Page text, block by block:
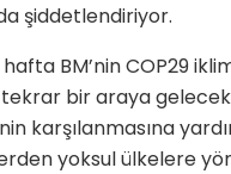
şiddetlendiriyor.
BM’nin COP29
bir araya
karşılanmasına
yoksul ülkelere